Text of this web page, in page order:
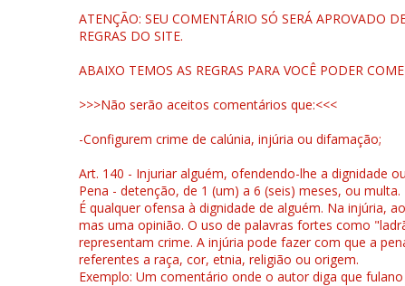
ATENÇÃO: SEU COMENTÁRIO SÓ SERÁ APROVADO
REGRAS DO SITE.
ABAIXO TEMOS AS REGRAS PARA VOCÊ PODER
>>>Não serão aceitos comentários que:<<<
-Configurem crime de calúnia, injúria ou difamação;
Art. 140 - Injuriar alguém, ofendendo-lhe a dignidade
Pena - detenção, de 1 (um) a 6 (seis) meses, ou multa.
É qualquer ofensa à dignidade de alguém. Na injúria,
mas uma opinião. O uso de palavras fortes como
representam crime. A injúria pode fazer com que a
referentes a raça, cor, etnia, religião ou origem.
Exemplo: Um comentário onde o autor diga que